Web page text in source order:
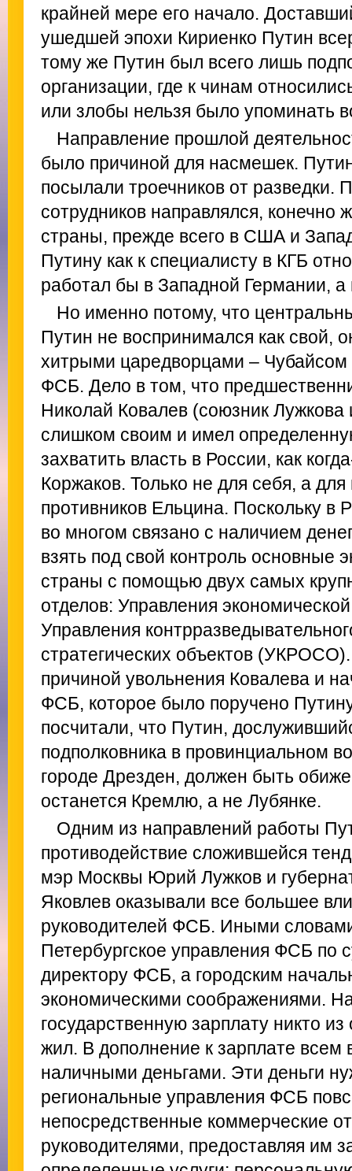
крайней мере его начало.
ушедшей эпохи Кириенко Путин
тому же Путин был всего лишь
организации, где к чинам
или злобы нельзя было упоминать
Направление прошлой
было причиной для насмешек.
посылали троечников от разведки.
сотрудников направлялся, конечно
страны, прежде всего в США и
Путину как к специалисту в КГБ
работал бы в Западной Германии, а
Но именно потому, что
Путин не воспринимался как свой,
хитрыми царедворцами –
ФСБ. Дело в том, что
Николай Ковалев (союзник
слишком своим и имел
захватить власть в России, как
Коржаков. Только не для себя, а для
противников Ельцина. Поскольку в
во многом связано с наличием
взять под свой контроль основные
страны с помощью двух самых
отделов: Управления
Управления
стратегических объектов
причиной увольнения Ковалева и
ФСБ, которое было поручено
посчитали, что Путин,
подполковника в провинциальном
городе Дрезден, должен быть
останется Кремлю, а не Лубянке.
Одним из направлений работы
противодействие сложившейся
мэр Москвы Юрий Лужков и
Яковлев оказывали все большее
руководителей ФСБ. Иными
Петербургское управления ФСБ по
директору ФСБ, а городским
экономическими соображениями.
государственную зарплату никто
жил. В дополнение к зарплате всем
наличными деньгами. Эти деньги
региональные управления ФСБ
непосредственные коммерческие
руководителями, предоставляя им